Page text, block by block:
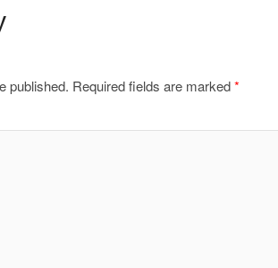
published. Required fields are marked*